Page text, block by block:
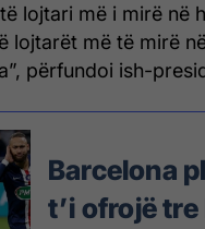
lojtari më i mirë në
lojtarët më të mirë
përfundoi ish-
Barcelona
t’i ofrojë